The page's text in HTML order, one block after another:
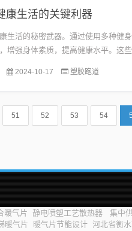
康生活的关键利器
生活的秘密武器。通过使用多种健身
增强身体素质，提高健康水平。这
活搭配，方便实用。无论是家庭还是
2024-10-17 塑胶跑道
51 52 53 54
暖气片 静电喷塑工艺散热器 集中
暖气片 暖气片节能设计 河北省衡